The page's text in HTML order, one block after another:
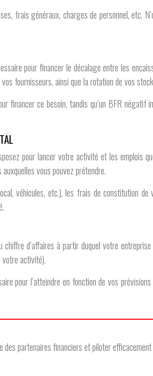
frais généraux, charges de personnel, etc.
pour financer le décalage entre les
fournisseurs, ainsi que la rotation de vos
financer ce besoin, tandis qu’un BFR
pour lancer votre activité et les emplois
vous pouvez prétendre.
véhicules, etc.), les frais de constitution
d’affaires à partir duquel votre
activité).
pour l’atteindre en fonction de vos
partenaires financiers et piloter